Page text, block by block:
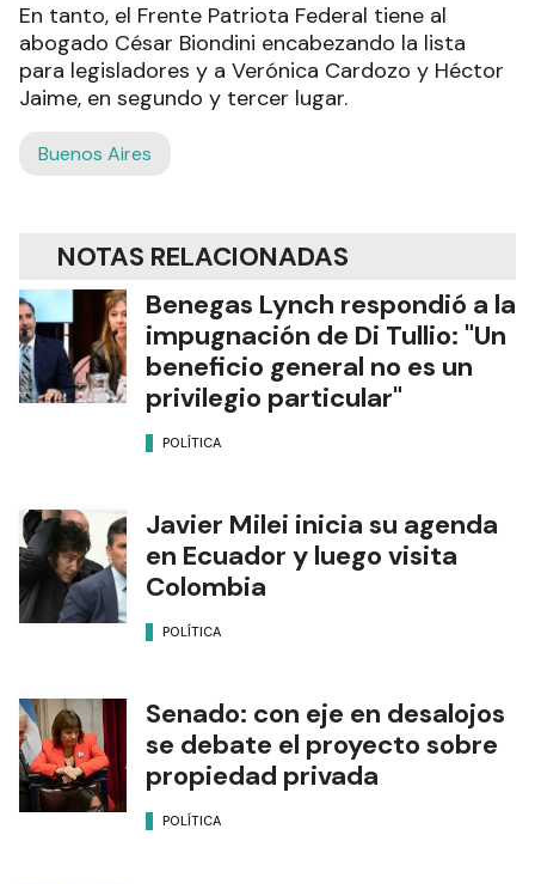
En tanto, el Frente Patriota Federal tiene al
abogado César Biondini encabezando la lista
para legisladores y a Verónica Cardozo y Héctor
Jaime, en segundo y tercer lugar.
Buenos Aires
NOTAS RELACIONADAS
Benegas Lynch respondió a la
impugnación de Di Tullio: "Un
beneficio general no es un
privilegio particular"
POLÍTICA
Javier Milei inicia su agenda
en Ecuador y luego visita
Colombia
POLÍTICA
Senado: con eje en desalojos
se debate el proyecto sobre
propiedad privada
POLÍTICA